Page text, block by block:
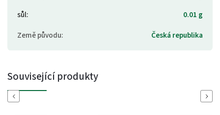
sůl:
0.01 g
Země původu: Česká republika
Související produkty
Previous Next